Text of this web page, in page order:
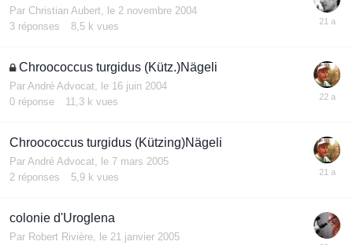
Par Christian Aubert
le 2 novembre 2004
3 réponses 8,5 k vues
Chroococcus turgidus (Kütz.)Nägeli
Par André Advocat
le 16 juin 2004
0 réponse 11,3 k vues
Chroococcus turgidus (Kützing)Nägeli
Par André Advocat
le 7 mars 2005
2 réponses 5,9 k vues
colonie d'Uroglena
Par Robert Rivière
le 21 janvier 2005